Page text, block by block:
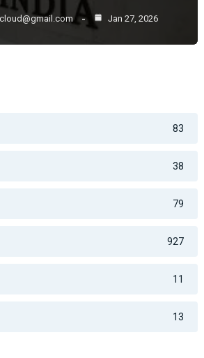
Jan 27, 2026
83
38
79
927
11
13